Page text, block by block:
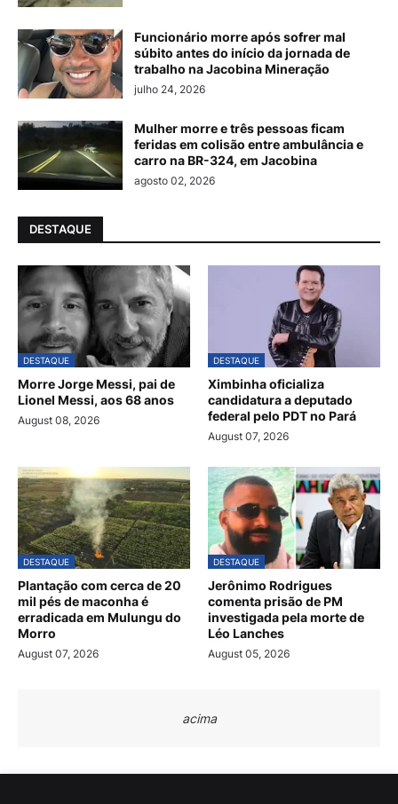
Funcionário morre após sofrer mal
súbito antes do início da jornada de
trabalho na Jacobina Mineração
julho 24, 2026
Mulher morre e três pessoas ficam
feridas em colisão entre ambulância e
carro na BR-324, em Jacobina
agosto 02, 2026
DESTAQUE
DESTAQUE
Morre Jorge Messi, pai de
Lionel Messi, aos 68 anos
August 08, 2026
DESTAQUE
Ximbinha oficializa
candidatura a deputado
federal pelo PDT no Pará
August 07, 2026
DESTAQUE
Plantação com cerca de 20
mil pés de maconha é
erradicada em Mulungu do
Morro
August 07, 2026
DESTAQUE
Jerônimo Rodrigues
comenta prisão de PM
investigada pela morte de
Léo Lanches
August 05, 2026
acima